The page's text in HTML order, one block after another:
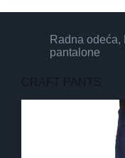
Radna odeća,
pantalone